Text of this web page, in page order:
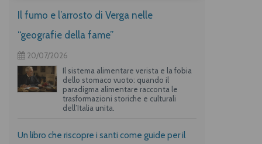
Il fumo e l’arrosto di Verga nelle
“geografie della fame”
20/07/2026
Il sistema alimentare verista e la fobia
dello stomaco vuoto: quando il
paradigma alimentare racconta le
trasformazioni storiche e culturali
dell’Italia unita.
Un libro che riscopre i santi come guide per il